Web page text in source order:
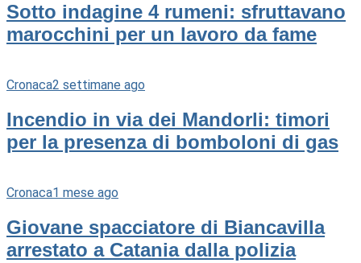
Sotto indagine 4 rumeni: sfruttavano
marocchini per un lavoro da fame
Cronaca2 settimane ago
Incendio in via dei Mandorli: timori
per la presenza di bomboloni di gas
Cronaca1 mese ago
Giovane spacciatore di Biancavilla
arrestato a Catania dalla polizia